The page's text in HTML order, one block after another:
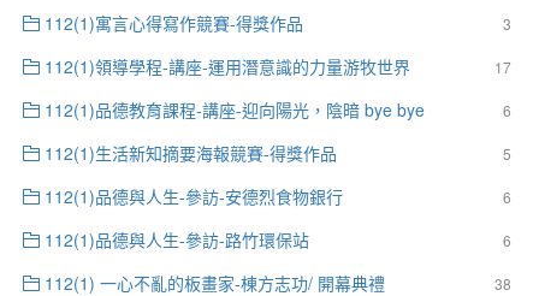
3
112(1)寓言心得寫作競賽-得獎作品
17
112(1)領導學程-講座-運用潛意識的力量游牧世界
6
112(1)品德教育課程-講座-迎向陽光，陰暗 bye bye
5
112(1)生活新知摘要海報競賽-得獎作品
6
112(1)品德與人生-參訪-安德烈食物銀行
6
112(1)品德與人生-參訪-路竹環保站
38
112(1) 一心不亂的板畫家-棟方志功/ 開幕典禮